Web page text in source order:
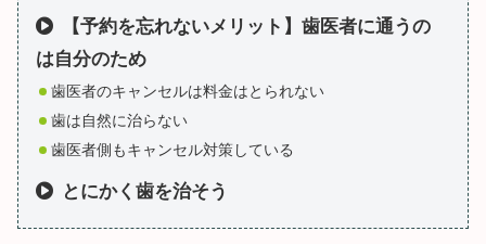
【予約を忘れないメリット】歯医者に通うの
は自分のため
歯医者のキャンセルは料金はとられない
歯は自然に治らない
歯医者側もキャンセル対策している
とにかく歯を治そう